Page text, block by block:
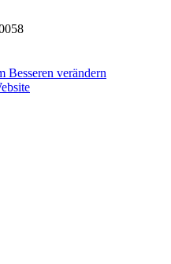
Besseren verändern